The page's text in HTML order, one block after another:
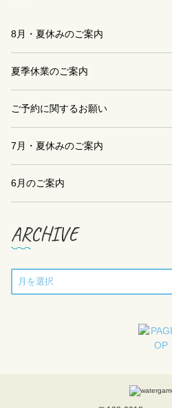
8月・夏休みのご案内
夏季休業のご案内
ご予約に関するお願い
7月・夏休みのご案内
6月のご案内
ARCHIVE